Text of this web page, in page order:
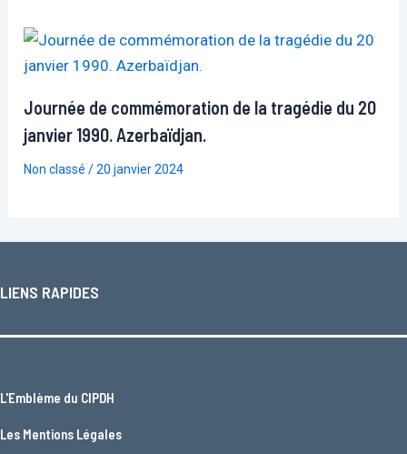
Journée de commémoration de la tragédie du 20
janvier 1990. Azerbaïdjan.
Non classé /20 janvier 2024
LIENS RAPIDES
L'Emblème du CIPDH
Les Mentions Légales